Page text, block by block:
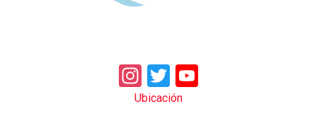
Instagram
Twitter
Ubicación